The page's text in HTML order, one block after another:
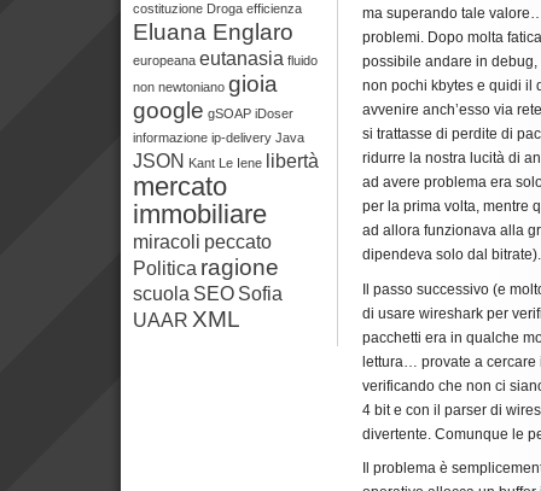
ma superando tale
problemi. Dopo molta
possibile andare in
non pochi kbytes e quidi il
avvenire anch’esso via
si trattasse di perdite di
ridurre la nostra lucità di
ad avere problema era
per la prima volta, mentre
ad allora funzionava alla
dipendeva solo dal bitrate).
Il passo successivo (e
di usare wireshark per
pacchetti era in qualche
lettura… provate a cercare
verificando che non ci
4 bit e con il parser di
divertente. Comunque le
Il problema è
costituzione Droga efficienza
Eluana Englaro
europeana eutanasia fluido
non newtoniano gioia
google gSOAP iDoser
informazione ip-delivery Java
JSON Kant Le Iene libertà
mercato
immobiliare
miracoli peccato
Politica ragione
scuola SEO Sofia
UAAR XML